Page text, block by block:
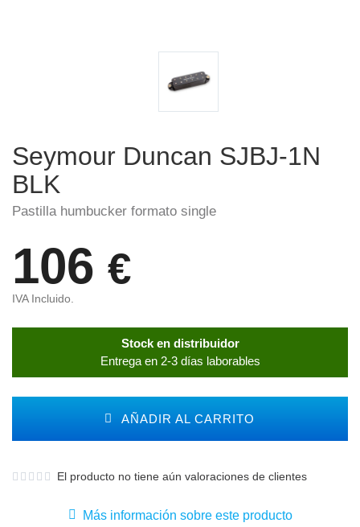
Seymour Duncan SJBJ-1N
BLK
Pastilla humbucker formato single
106 €
IVA Incluido.
Stock en distribuidor
Entrega en 2-3 días laborables
AÑADIR AL CARRITO
El producto no tiene aún valoraciones de clientes
Más información sobre este producto